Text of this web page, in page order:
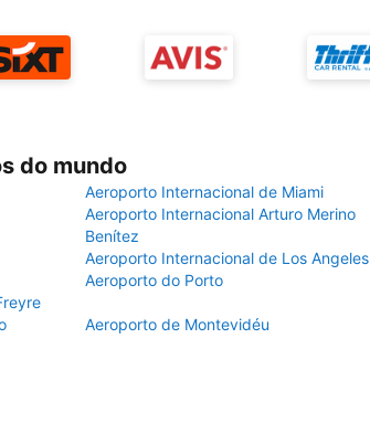
do mundo
Aeroporto Internacional de Miami
Aeroporto Internacional Arturo Merino
Benítez
Aeroporto Internacional de Los Angeles
Aeroporto do Porto
Aeroporto de Montevidéu